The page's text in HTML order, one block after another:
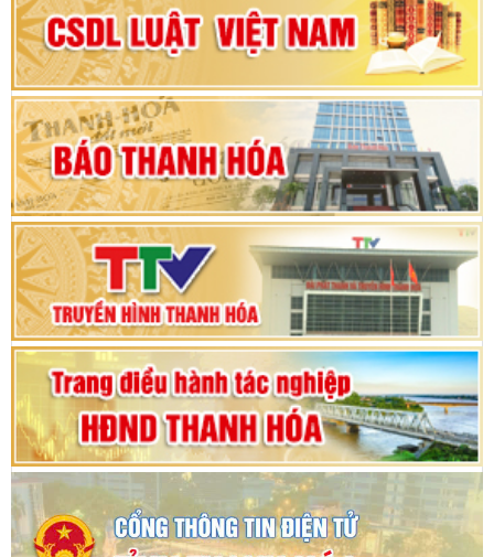
Đại hội Đảng bộ xã Yên Ninh lần thứ nhất,
nhiệm kỳ 2025 - 2030
Khai mạc Kỳ họp bất thường lần thứ 9, Quốc
hội khóa XV
Phiên thảo luận Kỳ họp thứ 24, HĐND tỉnh
Thanh Hóa khóa XVIII, nhiệm kỳ 2021 - 2026
Bế mạc Kỳ họp thứ hai bốn, Hội đồng nhân dân
tỉnh khoá XVIII